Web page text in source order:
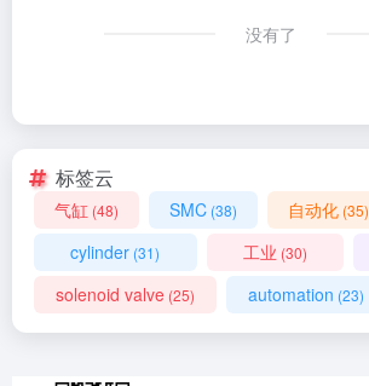
没有了
标签云
气缸 (48) SMC (38) 自动化 (35)
cylinder (31) 工业 (30)
solenoid valve (25) automation (23)